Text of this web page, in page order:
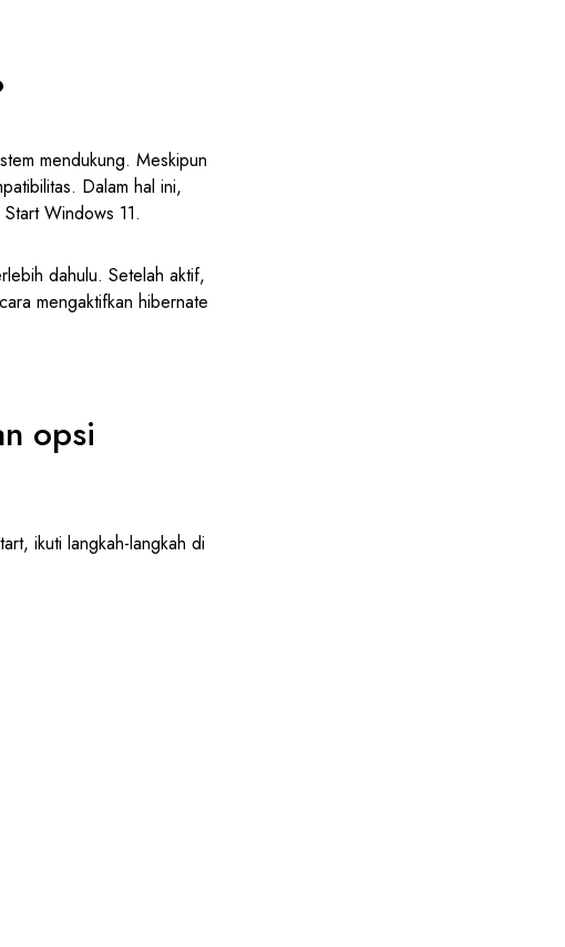
mendukung. Meskipun
Dalam hal ini,
Windows 11.
dahulu. Setelah aktif,
mengaktifkan hibernate
opsi
ikuti langkah-langkah di